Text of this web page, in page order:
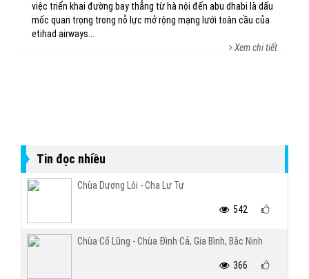
việc triển khai đường bay thẳng từ hà nội đến abu dhabi là dấu
mốc quan trọng trong nỗ lực mở rộng mạng lưới toàn cầu của
etihad airways...
Xem chi tiết
Tin đọc nhiều
Chùa Dương Lôi - Cha Lư Tự
542
Chùa Cổ Lũng - Chùa Đình Cả, Gia Bình, Bắc Ninh
366